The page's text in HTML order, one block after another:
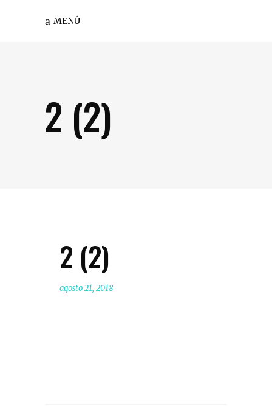
MENÚ
2 (2)
2 (2)
agosto 21, 2018